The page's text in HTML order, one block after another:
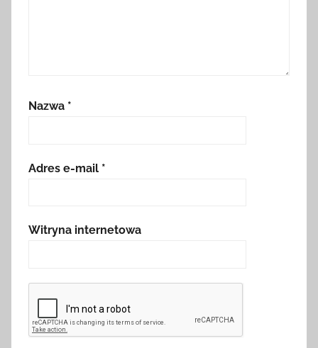
Nazwa *
Adres e-mail *
Witryna internetowa